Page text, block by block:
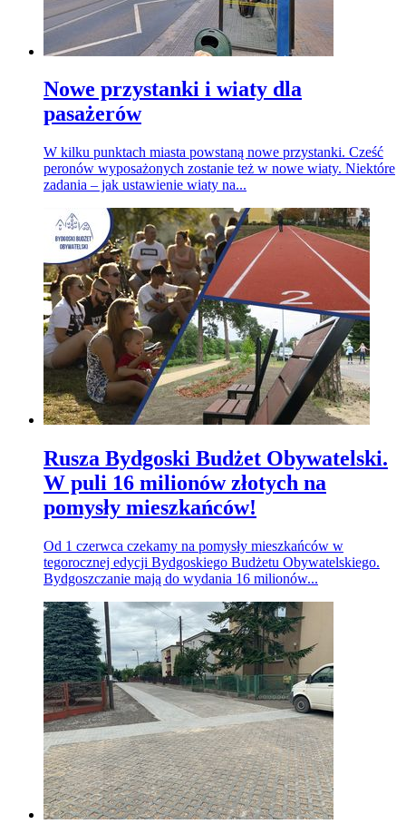
Nowe przystanki i wiaty dla
pasażerów
W kilku punktach miasta powstaną nowe przystanki. Cześć
peronów wyposażonych zostanie też w nowe wiaty. Niektóre
zadania – jak ustawienie wiaty na...
Rusza Bydgoski Budżet Obywatelski.
W puli 16 milionów złotych na
pomysły mieszkańców!
Od 1 czerwca czekamy na pomysły mieszkańców w
tegorocznej edycji Bydgoskiego Budżetu Obywatelskiego.
Bydgoszczanie mają do wydania 16 milionów...